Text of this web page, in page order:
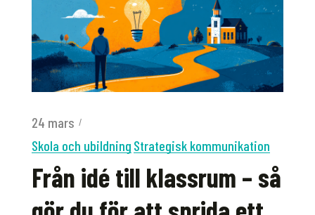
24 mars
Skola och ubildning Strategisk kommunikation
Från idé till klassrum – så